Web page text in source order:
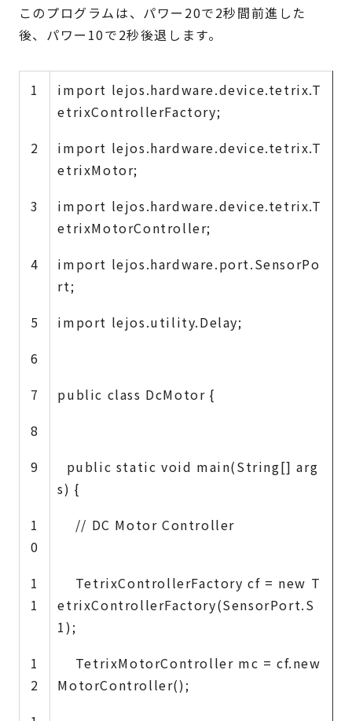
このプログラムは、パワー20で2秒間前進した
後、パワー10で2秒後退します。
1
import lejos.hardware.device.tetrix.T
etrixControllerFactory;
2
import lejos.hardware.device.tetrix.T
etrixMotor;
3
import lejos.hardware.device.tetrix.T
etrixMotorController;
4
import lejos.hardware.port.SensorPo
rt;
5
import lejos.utility.Delay;
6
7
public class DcMotor {
8
9
public static void main(String[] arg
s) {
1
0
// DC Motor Controller
1
1
TetrixControllerFactory cf = new T
etrixControllerFactory(SensorPort.S
1);
1
2
TetrixMotorController mc = cf.new
MotorController();